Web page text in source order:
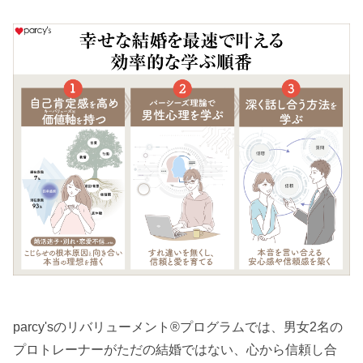
parcy'sのリバリューメント®︎プログラムでは、男女2名の
プロトレーナーがただの結婚ではない、心から信頼し合